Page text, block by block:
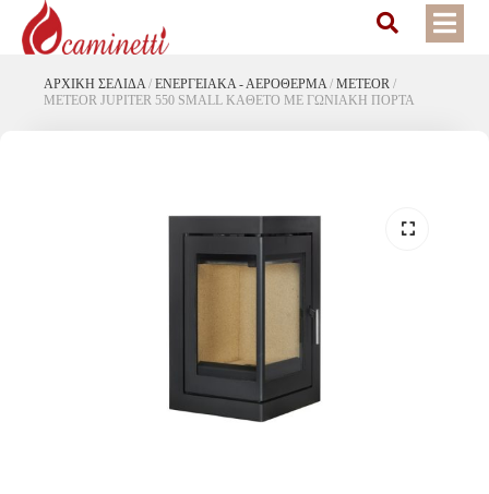
ΑΡΧΙΚΉ ΣΕΛΊΔΑ / ΕΝΕΡΓΕΙΑΚΆ - ΑΕΡΌΘΕΡΜΑ / METEOR /
METEOR JUPITER 550 SMALL ΚΑΘΕΤΟ ΜΕ ΓΩΝΙΑΚΗ ΠΟΡΤΑ